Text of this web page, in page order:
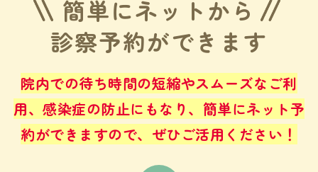
簡単にネットから
診察予約ができます
院内での待ち時間の短縮やスムーズなご利
用、感染症の防止にもなり、 簡単にネット予
約ができますので、ぜひご活用ください！